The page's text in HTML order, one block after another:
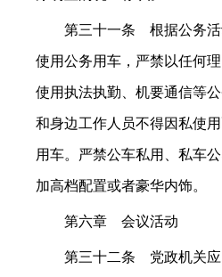
第三十一条 根据公务活
使用公务用车，严禁以任何
使用执法执勤、机要通信等
和身边工作人员不得因私使
用车。严禁公车私用、私车
加高档配置或者豪华内饰。
第六章 会议活动
第三十二条 党政机关应